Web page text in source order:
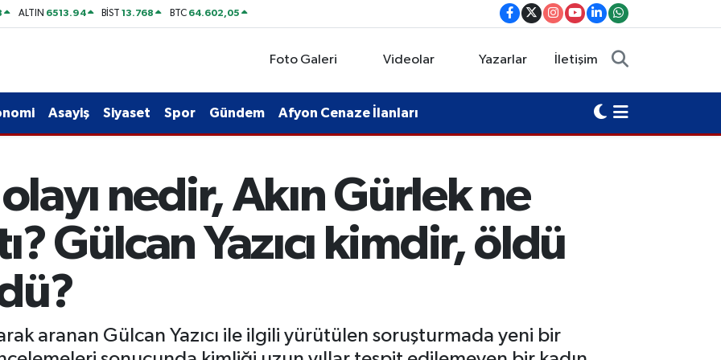
ALTIN 6513.94 BİST13.768 BTC 64.602,05
Foto Galeri Videolar Yazarlar İletişim
Asayiş Siyaset Spor Gündem Afyon Cenaze İlanları
olayı nedir, Akın Gürlek ne
Gülcan Yazıcı kimdir, öldü
aranan Gülcan Yazıcı ile ilgili yürütülen soruşturmada yeni bir